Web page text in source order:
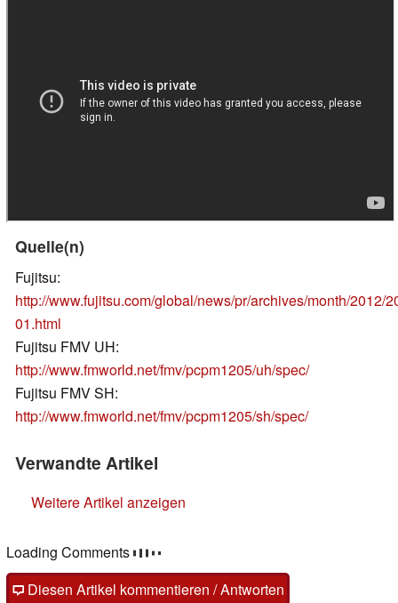
Quelle(n)
Fujitsu:
http://www.fujitsu.com/global/news/pr/archives/month/2012/
01.html
Fujitsu FMV UH:
http://www.fmworld.net/fmv/pcpm1205/uh/spec/
Fujitsu FMV SH:
http://www.fmworld.net/fmv/pcpm1205/sh/spec/
Verwandte Artikel
Weitere Artikel anzeigen
Loading Comments
Diesen Artikel kommentieren / Antworten